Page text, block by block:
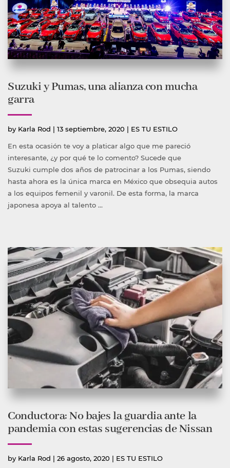
Suzuki y Pumas, una alianza con mucha
garra
by Publicado
Karla Rod | 13 septiembre, 2020 | Publicada
ES TU ESTILO
En esta ocasión te voy a platicar algo que me pareció
interesante, ¿y por qué te lo comento? Sucede que
Suzuki cumple dos años de patrocinar a los Pumas, siendo
hasta ahora es la única marca en México que obsequia autos
a los equipos femenil y varonil. De esta forma, la marca
japonesa apoya al talento …
Conductora: No bajes la guardia ante la
pandemia con estas sugerencias de Nissan
by Publicado
Karla Rod | 26 agosto, 2020 | Publicada
ES TU ESTILO